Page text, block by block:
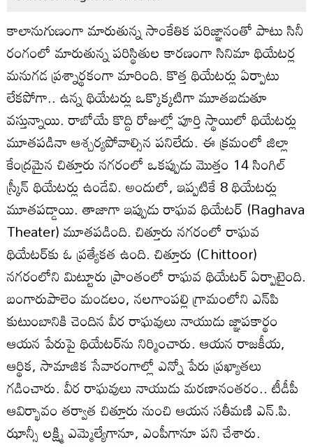
కాలానుగుణంగా మారుతున్న సాంకేతిక పరిజ్ఞానంతో పాటు సినీ
రంగంలో మారుతున్న పరిస్థితుల కారణంగా సినిమా థియేటర్ల
మనుగడ ప్రశ్నార్థకంగా మారింది. కొత్త థియేటర్లు ఏర్పాటు
లేకపోగా.. ఉన్న థియేటర్లు ఒక్కొక్కటిగా మూతబడుతూ
వస్తున్నాయి. రాబోయే కొద్ది రోజుల్లో పూర్తి స్థాయిలో థియేటర్లు
మూతపడినా ఆశ్చర్యపోవాల్సిన పనిలేదు. ఈ క్రమంలో జిల్లా
కేంద్రమైన చిత్తూరు నగరంలో ఒకప్పుడు మొత్తం 14 సింగిల్
స్ర్కీన్ థియేటర్లు ఉండేవి. అందులో, ఇప్పటికే 8 థియేటర్లు
మూతపడ్డాయి. తాజాగా ఇప్పుడు రాఘవ థియేటర్ (Raghava
Theater) మూతపడింది. చిత్తూరు నగరంలో రాఘవ
థియేటర్‌కు ఓ ప్రత్యేకత ఉంది. చిత్తూరు (Chittoor)
నగరంలోని మిట్టూరు ప్రాంతంలో రాఘవ థియేటర్ ఏర్పాటైంది.
బంగారుపాలెం మండలం, నలగాంపల్లి గ్రామంలోని ఎన్‌పి
కుటుంబానికి చెందిన వీర రాఘవులు నాయుడు జ్ఞాపకార్థం
ఆయన పేరుపై థియేటర్‌ను నిర్మించారు. ఆయన రాజకీయ,
ఆర్థిక, సామాజిక సేవారంగాల్లో ఎన్నో పేరు ప్రఖ్యాతలు
గడించారు. వీర రాఘవులు నాయుడు మరణానంతరం.. టీడీపీ
ఆవిర్భావం తర్వాత చిత్తూరు నుంచి ఆయన సతీమణి ఎన్.పి.
ఝాన్సీ లక్ష్మి ఎమ్మెల్యేగానూ, ఎంపీగానూ పని చేశారు.